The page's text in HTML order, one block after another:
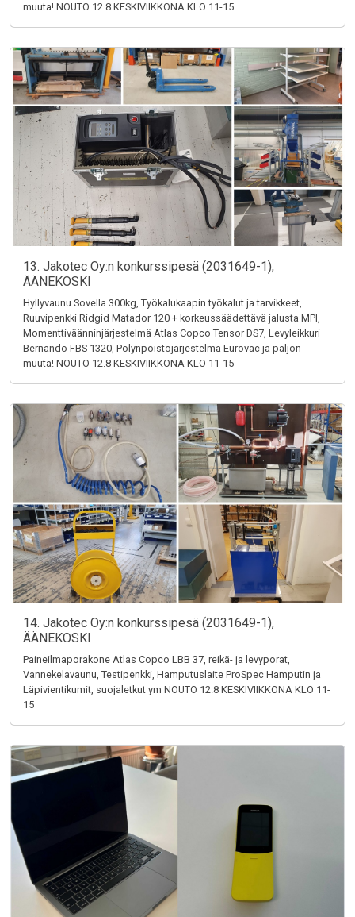
muuta! NOUTO 12.8 KESKIVIIKKONA KLO 11-15
13. Jakotec Oy:n konkurssipesä (2031649-1),
ÄÄNEKOSKI
Hyllyvaunu Sovella 300kg, Työkalukaapin työkalut ja tarvikkeet,
Ruuvipenkki Ridgid Matador 120 + korkeussäädettävä jalusta MPI,
Momenttiväänninjärjestelmä Atlas Copco Tensor DS7, Levyleikkuri
Bernando FBS 1320, Pölynpoistojärjestelmä Eurovac ja paljon
muuta! NOUTO 12.8 KESKIVIIKKONA KLO 11-15
14. Jakotec Oy:n konkurssipesä (2031649-1),
ÄÄNEKOSKI
Paineilmaporakone Atlas Copco LBB 37, reikä- ja levyporat,
Vannekelavaunu, Testipenkki, Hamputuslaite ProSpec Hamputin ja
Läpivientikumit, suojaletkut ym NOUTO 12.8 KESKIVIIKKONA KLO 11-
15